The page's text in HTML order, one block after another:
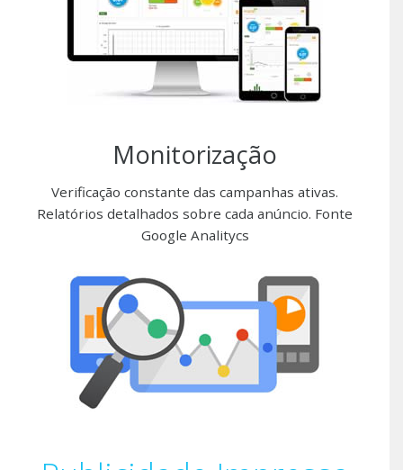
Monitorização
Verificação constante das campanhas ativas.
Relatórios detalhados sobre cada anúncio. Fonte
Google Analitycs